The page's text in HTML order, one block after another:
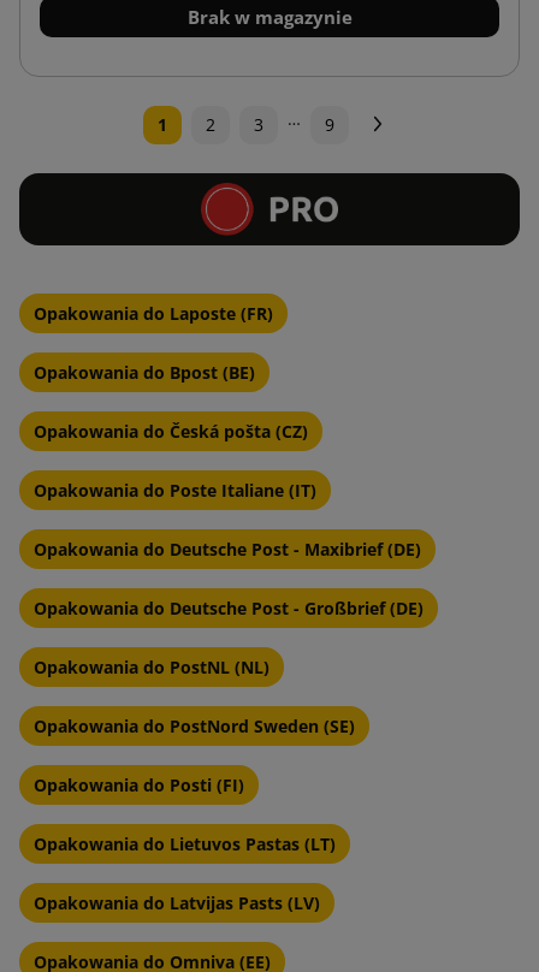
Brak w magazynie
1 2 3 … 9
Opakowania do Laposte (FR)
Opakowania do Bpost (BE)
Opakowania do Česká pošta (CZ)
Opakowania do Poste Italiane (IT)
Opakowania do Deutsche Post - Maxibrief (DE)
Opakowania do Deutsche Post - Großbrief (DE)
Opakowania do PostNL (NL)
Opakowania do PostNord Sweden (SE)
Opakowania do Posti (FI)
Opakowania do Lietuvos Pastas (LT)
Opakowania do Latvijas Pasts (LV)
Opakowania do Omniva (EE)